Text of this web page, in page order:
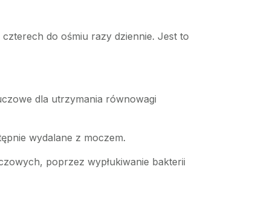
do ośmiu razy dziennie. Jest to
dla utrzymania równowagi
wydalane z moczem.
poprzez wypłukiwanie bakterii